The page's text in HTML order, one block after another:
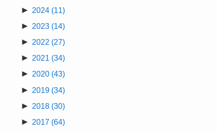
► 2024 (11)
► 2023 (14)
► 2022 (27)
► 2021 (34)
► 2020 (43)
► 2019 (34)
► 2018 (30)
► 2017 (64)